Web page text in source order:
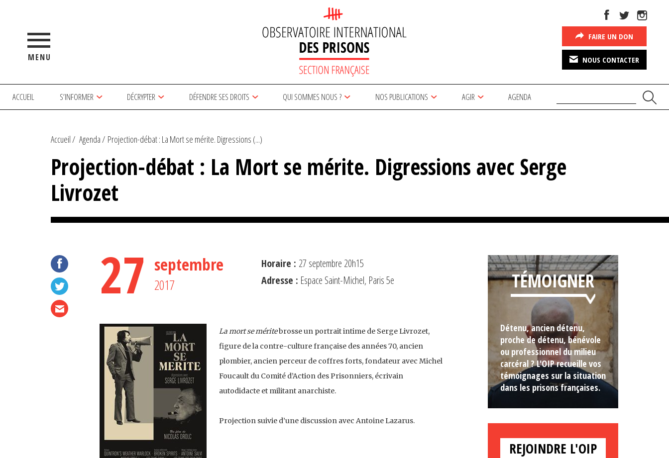
MENU
FAIRE UN DON
NOUS CONTACTER
ACCUEIL S’INFORMER DÉCRYPTER DÉFENDRE SES DROITS QUI SOMMES NOUS ? NOS PUBLICATIONS AGIR AGENDA
Accueil Agenda Projection-débat : La Mort se mérite. Digressions (...)
Projection-débat : La Mort se mérite. Digressions avec Serge
Livrozet
27 septembre
2017
Horaire : 27 septembre 20h15
Adresse : Espace Saint-Michel, Paris 5e
La mort se méritebrosse un portrait intime de Serge Livrozet,
figure de la contre-culture française des années 70, ancien
plombier, ancien perceur de coffres forts, fondateur avec Michel
Foucault du Comité d’Action des Prisonniers, écrivain
autodidacte et militant anarchiste.
Projection suivie d’une discussion avec Antoine Lazarus.
TÉMOIGNER
Détenu, ancien détenu,
proche de détenu, bénévole
ou professionnel du milieu
carcéral ? L'OIP recueille vos
témoignages sur la situation
dans les prisons françaises.
REJOINDRE L'OIP